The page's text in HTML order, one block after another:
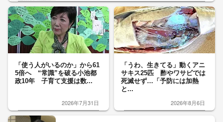
「使う人がいるのか」から61
5倍へ “常識”を破る小池都
政10年 子育て支援は数...
2026年7月31日
「うわ、生きてる」動くアニ
サキス25匹 酢やワサビでは
死滅せず…「予防には加熱
と...
2026年8月6日